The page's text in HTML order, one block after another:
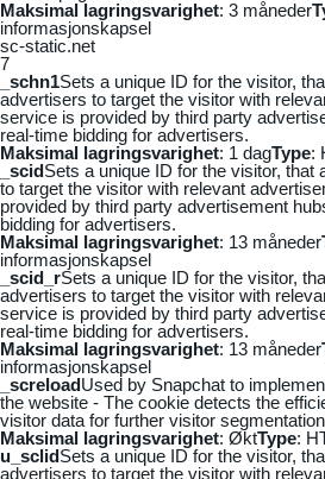
Maksimal lagringsvarighet: 3 måneder
informasjonskapsel
sc-static.net
7
_schn1Sets a unique ID for the visitor,
advertisers to target the visitor with
service is provided by third party
real-time bidding for advertisers.
Maksimal lagringsvarighet: 1 dagType:
_scidSets a unique ID for the visitor,
to target the visitor with relevant
provided by third party advertisement
bidding for advertisers.
Maksimal lagringsvarighet: 13 måneder
informasjonskapsel
_scid_rSets a unique ID for the visitor,
advertisers to target the visitor with
service is provided by third party
real-time bidding for advertisers.
Maksimal lagringsvarighet: 13 måneder
informasjonskapsel
_screloadUsed by Snapchat to
the website - The cookie detects the
visitor data for further visitor
Maksimal lagringsvarighet: ØktType:
u_sclidSets a unique ID for the visitor,
advertisers to target the visitor with